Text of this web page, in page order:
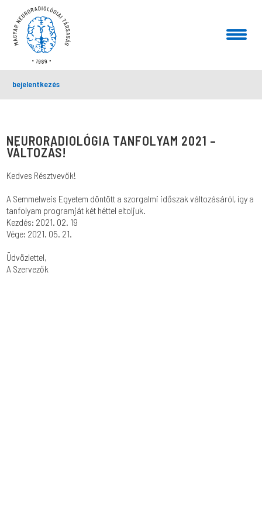
bejelentkezés
NEURORADIOLÓGIA TANFOLYAM 2021 –
VÁLTOZÁS!
Kedves Résztvevők!
A Semmelweis Egyetem döntött a szorgalmi időszak változásáról, így a
tanfolyam programját két héttel eltoljuk.
Kezdés: 2021. 02. 19
Vége: 2021. 05. 21.
Üdvözlettel,
A Szervezők